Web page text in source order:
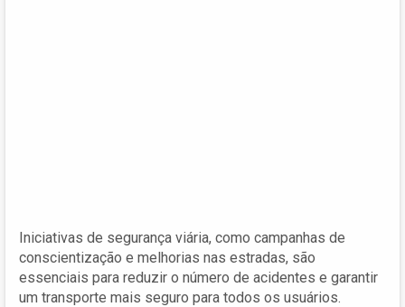
Iniciativas de segurança viária, como campanhas de
conscientização e melhorias nas estradas, são
essenciais para reduzir o número de acidentes e garantir
um transporte mais seguro para todos os usuários.